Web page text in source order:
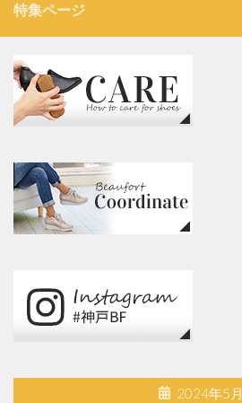
特集ページ
2024年5月